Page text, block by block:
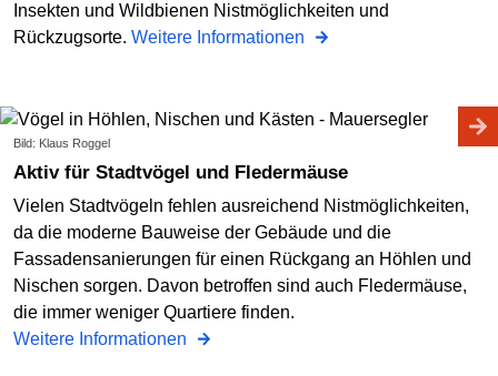
Insekten und Wildbienen Nistmöglichkeiten und
Rückzugsorte. Weitere Informationen
Bild: Klaus Roggel
Aktiv für Stadtvögel und Fledermäuse
Vielen Stadtvögeln fehlen ausreichend Nistmöglichkeiten,
da die moderne Bauweise der Gebäude und die
Fassadensanierungen für einen Rückgang an Höhlen und
Nischen sorgen. Davon betroffen sind auch Fledermäuse,
die immer weniger Quartiere finden.
Weitere Informationen